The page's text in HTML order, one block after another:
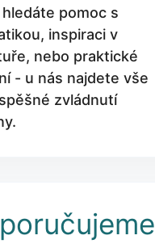
pomoc s
inspiraci v
nebo praktické
- u nás najdete vše
zvládnutí